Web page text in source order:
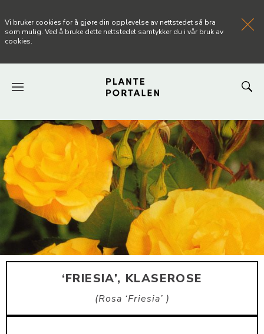
FORSIDEN
NYHETER
ARTIKLER
OM PLANTEPORTALEN
KONTAKT
Vi bruker cookies for å gjøre din opplevelse av nettstedet så bra
som mulig. Ved å bruke dette nettstedet samtykker du i vår bruk av
cookies.
‘FRIESIA’, KLASEROSE
Rosa ‘Friesia’